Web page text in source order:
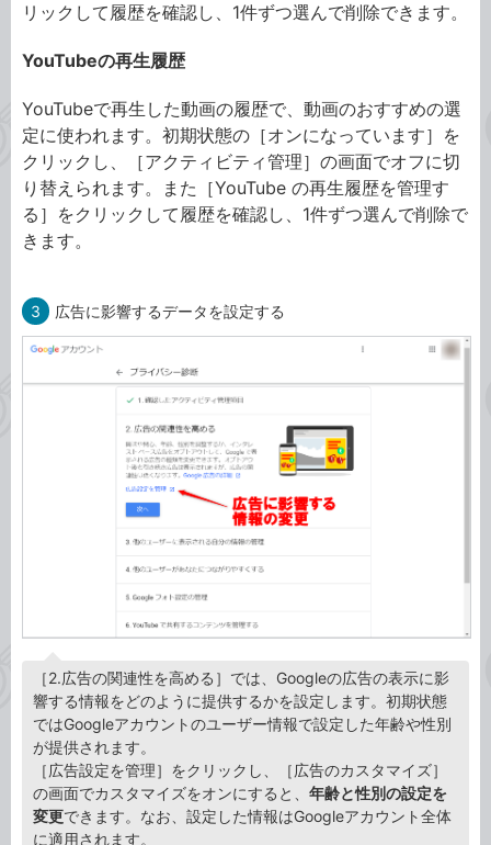
リックして履歴を確認し、1件ずつ選んで削除できます。
YouTubeの再生履歴
YouTubeで再生した動画の履歴で、動画のおすすめの選
定に使われます。初期状態の［オンになっています］を
クリックし、［アクティビティ管理］の画面でオフに切
り替えられます。また［YouTube の再生履歴を管理す
る］をクリックして履歴を確認し、1件ずつ選んで削除で
きます。
3 広告に影響するデータを設定する
［2.広告の関連性を高める］では、Googleの広告の表示に影
響する情報をどのように提供するかを設定します。初期状態
ではGoogleアカウントのユーザー情報で設定した年齢や性別
が提供されます。
［広告設定を管理］をクリックし、［広告のカスタマイズ］
の画面でカスタマイズをオンにすると、 年齢と性別の設定を
変更できます。なお、設定した情報はGoogleアカウント全体
に適用されます。